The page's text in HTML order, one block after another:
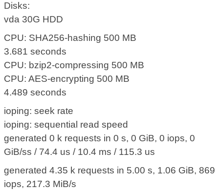
Disks:
vda 30G HDD
CPU: SHA256-hashing 500 MB
3.681 seconds
CPU: bzip2-compressing 500 MB
CPU: AES-encrypting 500 MB
4.489 seconds
ioping: seek rate
ioping: sequential read speed
generated 0 k requests in 0 s, 0 GiB, 0 iops, 0
GiB/ss / 74.4 us / 10.4 ms / 115.3 us
generated 4.35 k requests in 5.00 s, 1.06 GiB, 869
iops, 217.3 MiB/s